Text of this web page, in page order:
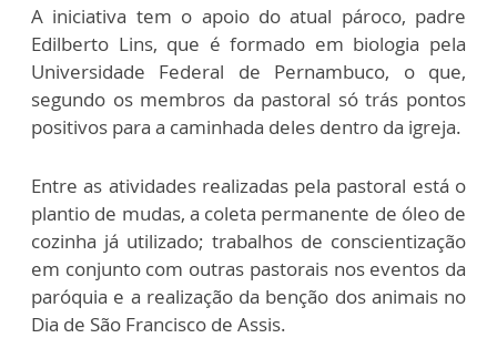
A iniciativa tem o apoio do atual pároco, padre
Edilberto Lins, que é formado em biologia pela
Universidade Federal de Pernambuco, o que,
segundo os membros da pastoral só trás pontos
positivos para a caminhada deles dentro da igreja.
Entre as atividades realizadas pela pastoral está o
plantio de mudas, a coleta permanente de óleo de
cozinha já utilizado; trabalhos de conscientização
em conjunto com outras pastorais nos eventos da
paróquia e a realização da benção dos animais no
Dia de São Francisco de Assis.